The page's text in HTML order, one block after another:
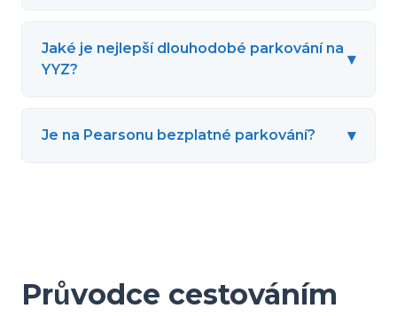
Jaké je nejlepší dlouhodobé parkování na
YYZ?
▾
Je na Pearsonu bezplatné parkování? ▾
Průvodce cestováním